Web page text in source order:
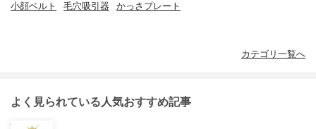
小顔ベルト 毛穴吸引器 かっさプレート
カテゴリ一覧へ
よく見られている人気おすすめ記事